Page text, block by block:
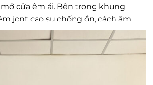
cửa êm ái. Bên trong khung
jont cao su chống ồn, cách âm.